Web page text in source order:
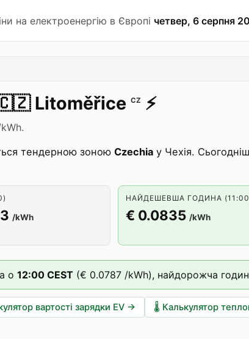
на електроенергію в Європі четвер, 6 серпня
Litoměřice CZ ⚡️
тендерною зоною Czechia у Чехія.
/kWh
НАЙДЕШЕВША ГОДИНА
€ 0.0835 /kWh
о 12:00 CEST (€ 0.0787 /kWh), найдорожча
вартості зарядки EV → 🌡️ Калькулятор